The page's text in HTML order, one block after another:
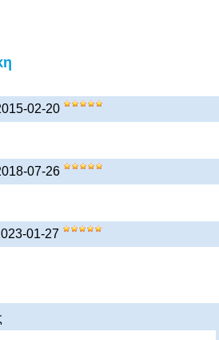
02-20
07-26
01-27